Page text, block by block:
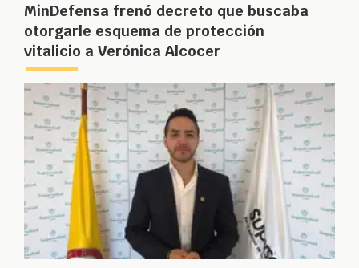
MinDefensa frenó decreto que buscaba
otorgarle esquema de protección
vitalicio a Verónica Alcocer